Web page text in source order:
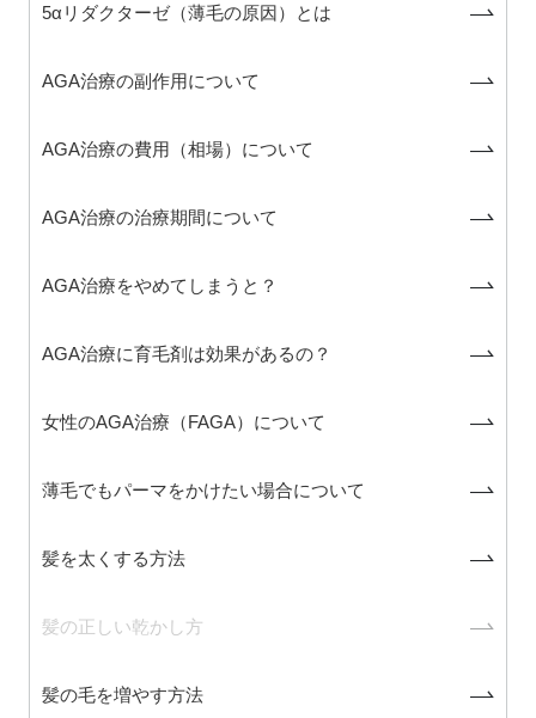
5αリダクターゼ（薄毛の原因）とは
AGA治療の副作用について
AGA治療の費用（相場）について
AGA治療の治療期間について
AGA治療をやめてしまうと？
AGA治療に育毛剤は効果があるの？
女性のAGA治療（FAGA）について
薄毛でもパーマをかけたい場合について
髪を太くする方法
髪の正しい乾かし方
髪の毛を増やす方法